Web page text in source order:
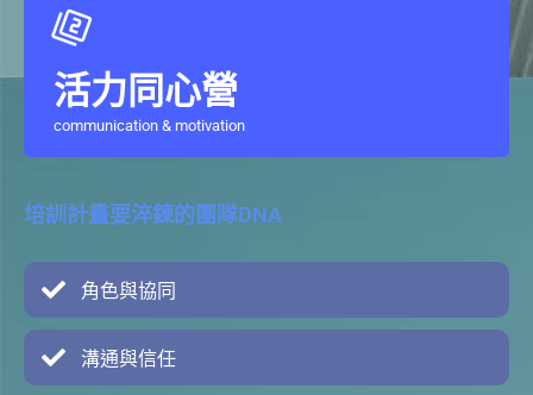
活力同心營
communication & motivation
培訓計畫要淬鍊的團隊DNA
角色與協同
溝通與信任